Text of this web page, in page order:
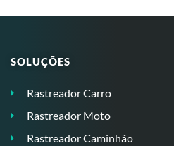
SOLUÇÕES
Rastreador Carro
Rastreador Moto
Rastreador Caminhão